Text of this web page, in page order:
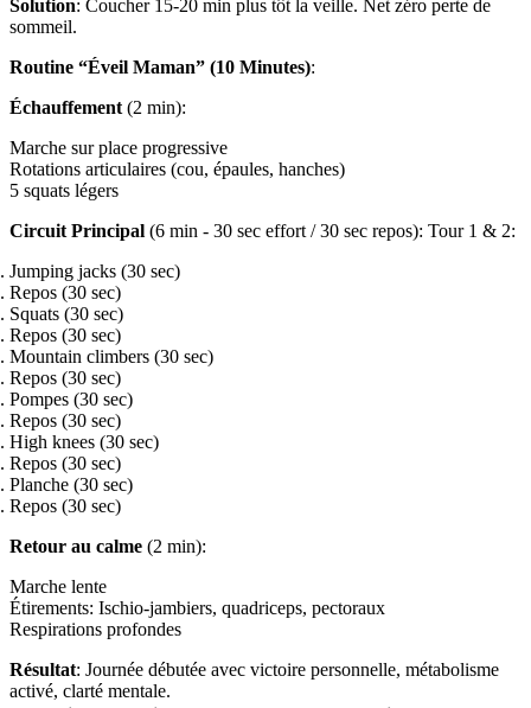
Solution: Coucher 15-20 min plus tôt la veille. Net zéro perte de
sommeil.
Routine “Éveil Maman” (10 Minutes):
Échauffement (2 min):
Marche sur place progressive
Rotations articulaires (cou, épaules, hanches)
5 squats légers
Circuit Principal (6 min - 30 sec effort / 30 sec repos): Tour 1 & 2:
Jumping jacks (30 sec)
Repos (30 sec)
Squats (30 sec)
Repos (30 sec)
Mountain climbers (30 sec)
Repos (30 sec)
Pompes (30 sec)
Repos (30 sec)
High knees (30 sec)
Repos (30 sec)
Planche (30 sec)
Repos (30 sec)
Retour au calme (2 min):
Marche lente
Étirements: Ischio-jambiers, quadriceps, pectoraux
Respirations profondes
Résultat: Journée débutée avec victoire personnelle, métabolisme
activé, clarté mentale.